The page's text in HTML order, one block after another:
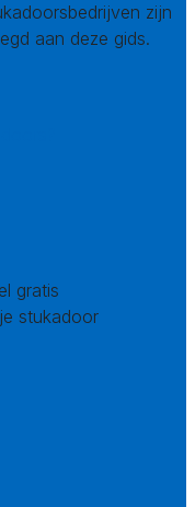
zijn
aan deze gids.
gratis
stukadoor